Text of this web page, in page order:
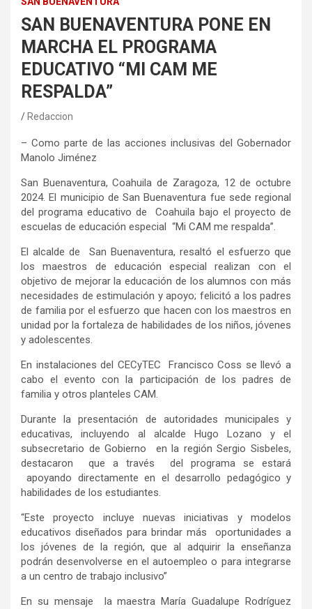
SAN BUENAVENTURA PONE EN
MARCHA EL PROGRAMA
EDUCATIVO “MI CAM ME
RESPALDA”
Redaccion
– Como parte de las acciones inclusivas del Gobernador
Manolo Jiménez
San Buenaventura,Coahuila de Zaragoza, 12 deoctubre
2024. El municipio de San Buenaventura fue sede regional
del programa educativo de Coahuila bajo el proyecto de
escuelas de educación especial “Mi CAM me respalda”.
El alcalde de San Buenaventura, resaltó el esfuerzo que
los maestros de educación especial realizan con el
objetivo de mejorar la educación de los alumnos con más
necesidades de estimulación y apoyo; felicitó a los padres
de familiapor el esfuerzo que hacen con los maestrosen
unidad por la fortaleza de habilidades de los niños, jóvenes
y adolescentes.
En instalaciones del CECyTEC FranciscoCoss se llevó a
cabo el evento con la participación de los padres de
familia y otros planteles CAM.
Durante
lapresentación de autoridades municipales y
educativas, incluyendo al alcalde Hugo Lozano y el
subsecretario de Gobierno en la región Sergio Sisbeles,
destacaron que a través del programa se estará
apoyando directamente en el desarrollo pedagógico y
habilidades de los estudiantes.
“Este proyecto incluye nuevas iniciativas y modelos
educativos diseñados para brindar más oportunidades a
los jóvenes de la región, que al adquirir la enseñanza
podrán desenvolverse en elautoempleo o para integrarse
a un centro de trabajo inclusivo”
En su mensaje la maestra María Guadalupe Rodríguez